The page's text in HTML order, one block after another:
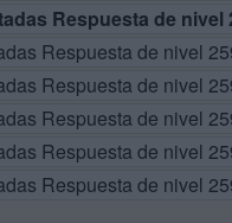
Respuesta de nivel
Respuesta de nivel
Respuesta de nivel
Respuesta de nivel
Respuesta de nivel
Respuesta de nivel